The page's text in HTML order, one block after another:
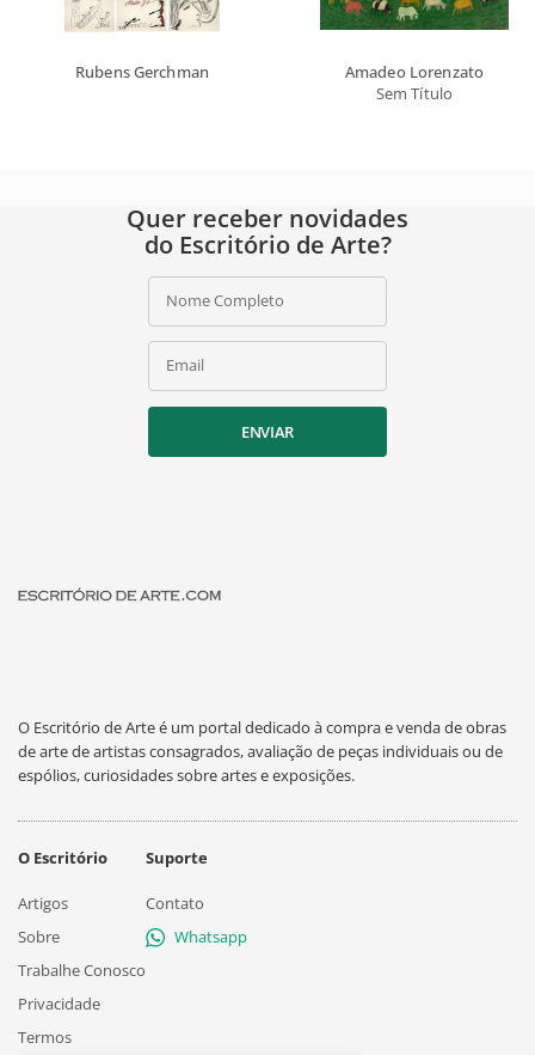
Rubens Gerchman
Amadeo Lorenzato
Sem Título
Quer receber novidades
do Escritório de Arte?
Nome Completo
Email
ENVIAR
O Escritório de Arte é um portal dedicado à compra e venda de obras
de arte de artistas consagrados, avaliação de peças individuais ou de
espólios, curiosidades sobre artes e exposições.
O Escritório
Artigos
Sobre
Trabalhe Conosco
Privacidade
Termos
Suporte
Contato
Whatsapp